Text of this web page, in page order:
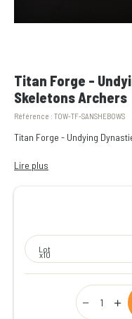
Titan Forge -
Skeletons Archers
Référence : TOW-TF-SANSHEBOWS
Titan Forge - Undying
Undying Dynasties – Résine –
Lire plus
Lot
x10
Qty